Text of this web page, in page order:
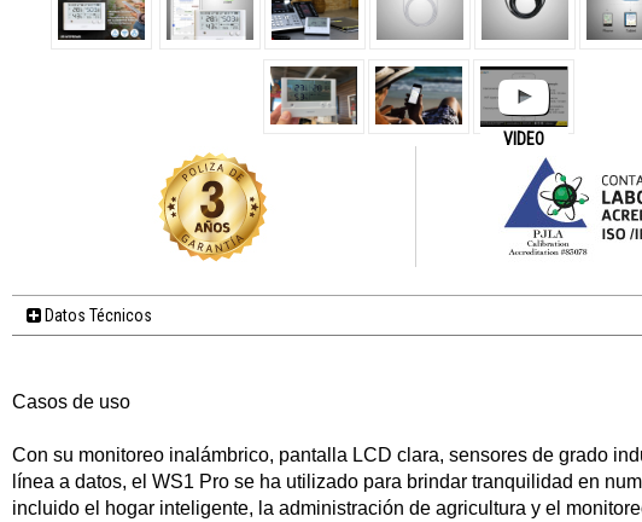
VIDEO
Datos Técnicos
Casos de uso
Con su monitoreo inalámbrico, pantalla LCD clara, sensores de grado
línea a datos, el WS1 Pro se ha utilizado para brindar tranquilidad en
incluido el hogar inteligente, la administración de agricultura y el